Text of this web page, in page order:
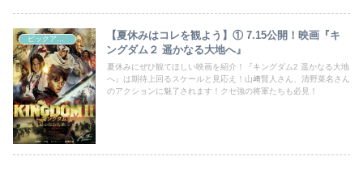
【夏休みはコレを観よう】① 7.15公開！映画『キ
ングダム２ 遥かなる大地へ』
夏休みにぜひ観てほしい映画を紹介！『キングダム2 遥かなる大地
へ』は期待上回るスケールと見応え！山﨑賢人さん、清野菜名さん
のアクションに魅了されます！クセ強の将軍たちも必見！